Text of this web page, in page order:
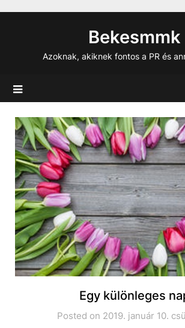
Bekesmmk
Azoknak, akiknek fontos a PR és
Egy különleges
Posted on 2019. január 10.